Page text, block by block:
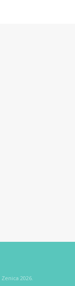
2026.